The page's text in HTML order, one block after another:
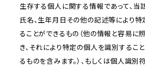
生存する個人に関する情報であって、当
氏名、生年月日その他の記述等により
ることができるもの（他の情報と容易に
き、それにより特定の個人を識別するこ
るものを含みます。）、もしくは個人識